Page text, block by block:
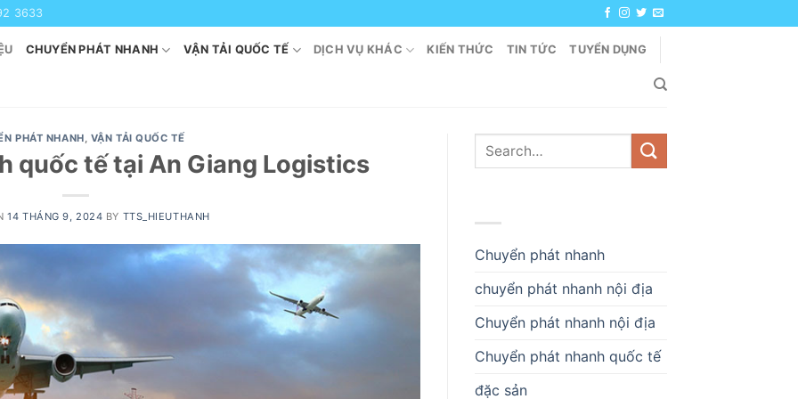
3633
CHUYỂN PHÁT NHANH VẬN TẢI QUỐC TẾ DỊCH VỤ KHÁC KIẾN THỨC TIN TỨC TUYỂN DỤNG
PHÁT NHANH, VẬN TẢI QUỐC TẾ
quốc tế tại An Giang Logistics
14 THÁNG 9, 2024 BY TTS_HIEUTHANH
Chuyển phát nhanh
chuyển phát nhanh nội địa
Chuyển phát nhanh nội địa
Chuyển phát nhanh quốc tế
đặc sản